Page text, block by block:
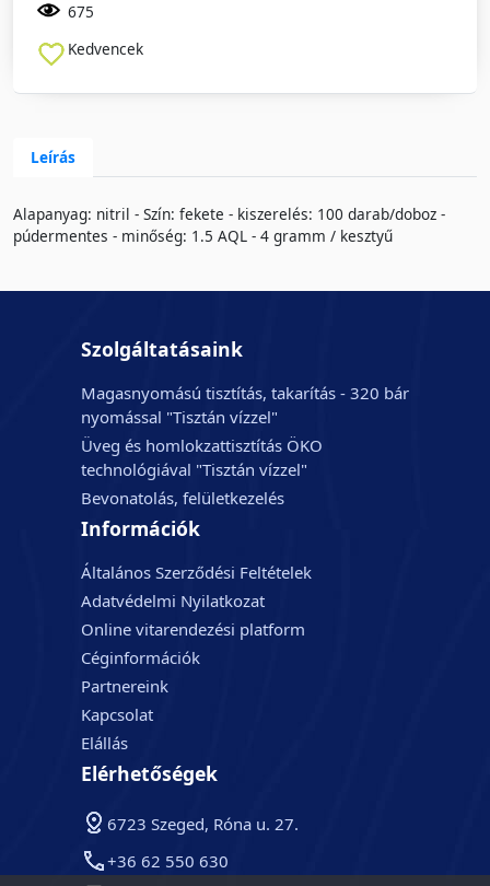
675
Kedvencek
Leírás
Alapanyag: nitril - Szín: fekete - kiszerelés: 100 darab/doboz -
púdermentes - minőség: 1.5 AQL - 4 gramm / kesztyű
Szolgáltatásaink
Magasnyomású tisztítás, takarítás - 320 bár
nyomással "Tisztán vízzel"
Üveg és homlokzattisztítás ÖKO
technológiával "Tisztán vízzel"
Bevonatolás, felületkezelés
Információk
Általános Szerződési Feltételek
Adatvédelmi Nyilatkozat
Online vitarendezési platform
Céginformációk
Partnereink
Kapcsolat
Elállás
Elérhetőségek
6723 Szeged, Róna u. 27.
+36 62 550 630